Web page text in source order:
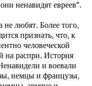
ненавидят евреев".
не любят. Более того,
признать, что, к
человеческой
на распри. История
и воевали
немцы и французы,